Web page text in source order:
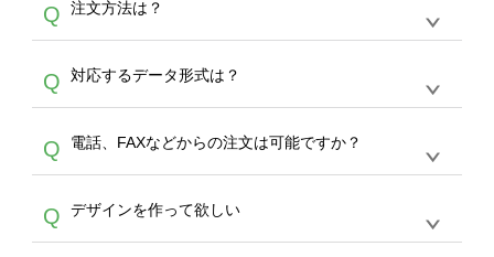
Q 注文方法は？
A
生産にて承っております。デザインツールから
デザインの作成から決済まで完了できます。
30枚以上やシルク印刷など、大口注文の場合
は、サポートが担当するエコバッグコンシェル
やタンブラーコンシェルをご利用ください。製
作する数量が多ければ多いほど、オンデマンド
サービスよりも低価格で製作することが可能で
す。
Q 対応するデータ形式は？
A
ドできるデータ形式は、JPG / PNG / AI / PSD /
PDF 形式になります。データの最大サイズ
写真などもアップロード可能です。使用できな
い画像はエラーになります。（※ Illustratorか
Q 電話、FAXなどからの注文は可能ですか？
A
文のみ受け付けております。30個以上のご製
作をお考えの方は、サポートが担当するエコバ
Q デザインを作って欲しい